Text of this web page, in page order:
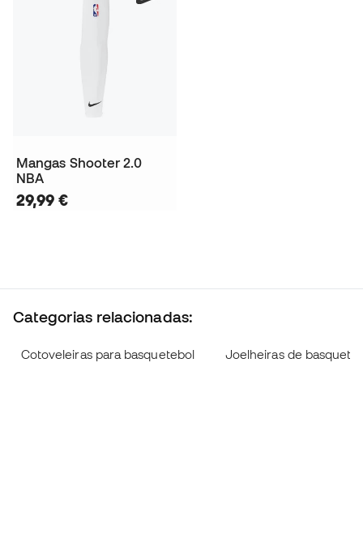
Mangas Shooter 2.0
NBA
29,99 €
Categorias relacionadas:
Cotoveleiras para basquetebol Joelheiras de